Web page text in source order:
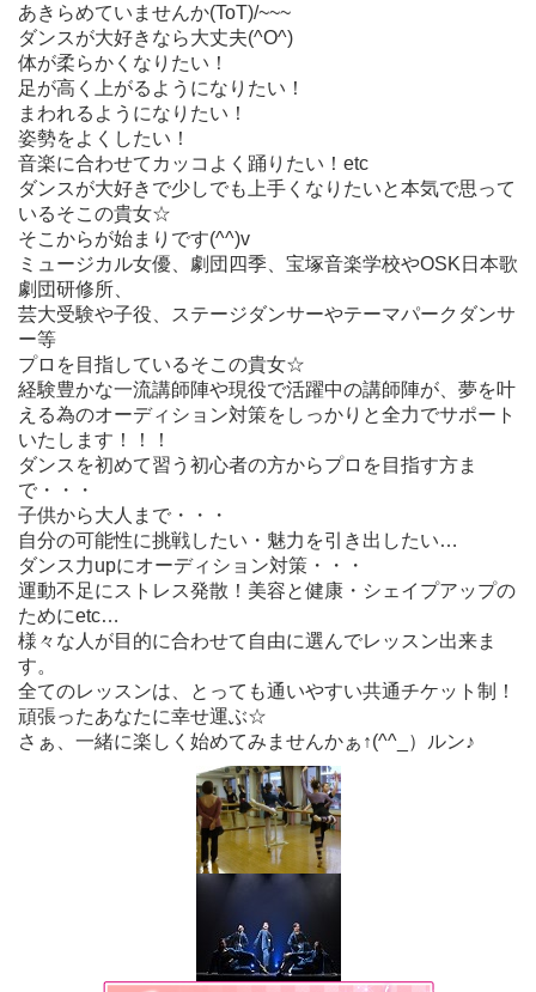
あきらめていませんか(ToT)/~~~
ダンスが大好きなら大丈夫(^O^)
体が柔らかくなりたい！
足が高く上がるようになりたい！
まわれるようになりたい！
姿勢をよくしたい！
音楽に合わせてカッコよく踊りたい！etc
ダンスが大好きで少しでも上手くなりたいと本気で思って
いるそこの貴女☆
そこからが始まりです(^^)v
ミュージカル女優、劇団四季、宝塚音楽学校やOSK日本歌
劇団研修所、
芸大受験や子役、ステージダンサーやテーマパークダンサ
ー等
プロを目指しているそこの貴女☆
経験豊かな一流講師陣や現役で活躍中の講師陣が、夢を叶
える為のオーディション対策をしっかりと全力でサポート
いたします！！！
ダンスを初めて習う初心者の方からプロを目指す方ま
で・・・
子供から大人まで・・・
自分の可能性に挑戦したい・魅力を引き出したい…
ダンス力upにオーディション対策・・・
運動不足にストレス発散！美容と健康・シェイプアップの
ためにetc…
様々な人が目的に合わせて自由に選んでレッスン出来ま
す。
全てのレッスンは、とっても通いやすい共通チケット制！
頑張ったあなたに幸せ運ぶ☆
さぁ、一緒に楽しく始めてみませんかぁ↑(^^_）ルン♪